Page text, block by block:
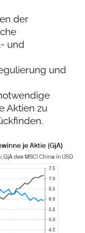
der
und
und
Aktien zu